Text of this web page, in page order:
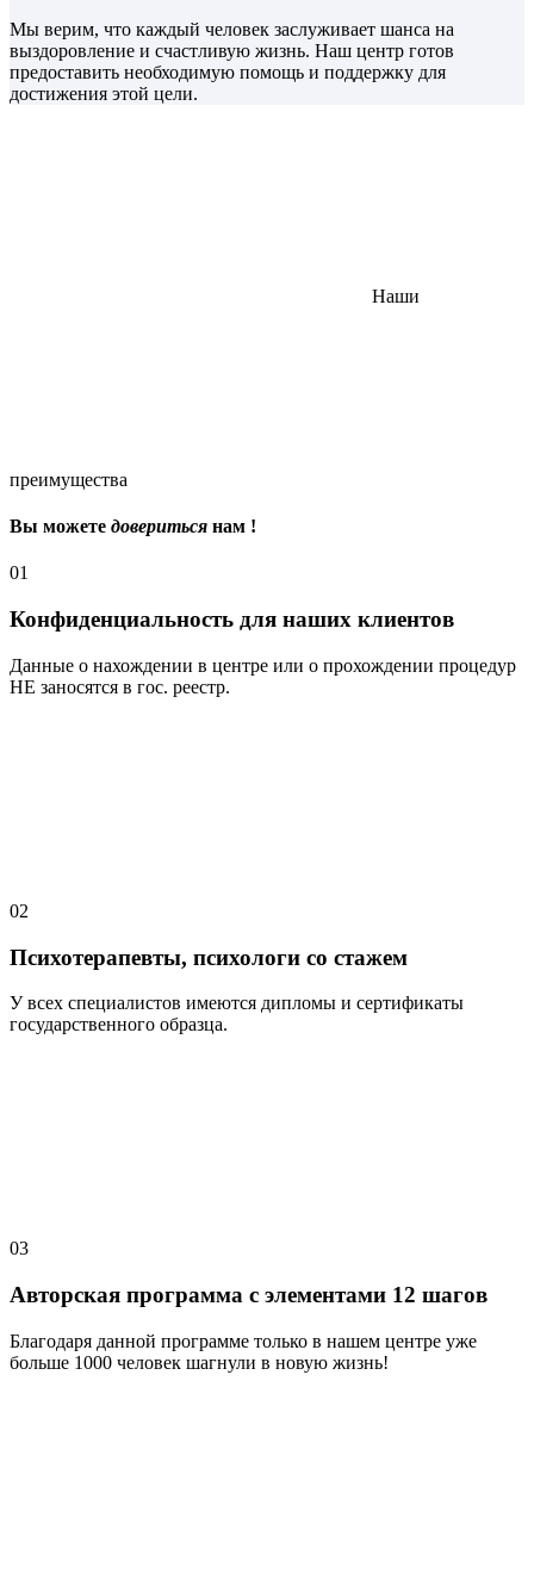
Мы верим, что каждый человек заслуживает шанса на
выздоровление и счастливую жизнь. Наш центр готов
предоставить необходимую помощь и поддержку для
достижения этой цели.
Наши
преимущества
Вы можете довериться нам !
01
Конфиденциальность для наших клиентов
Данные о нахождении в центре или о прохождении процедур
НЕ заносятся в гос. реестр.
02
Психотерапевты, психологи со стажем
У всех специалистов имеются дипломы и сертификаты
государственного образца.
03
Авторская программа с элементами 12 шагов
Благодаря данной программе только в нашем центре уже
больше 1000 человек шагнули в новую жизнь!